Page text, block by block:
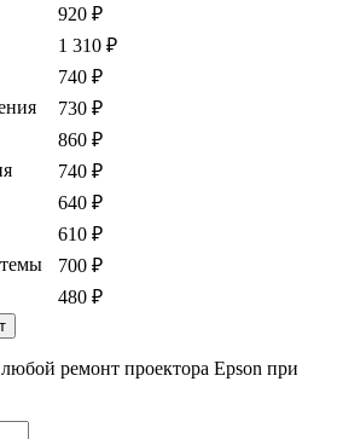
920 ₽
1 310 ₽
740 ₽
730 ₽
860 ₽
740 ₽
640 ₽
610 ₽
700 ₽
480 ₽
ремонт проектора Epson при